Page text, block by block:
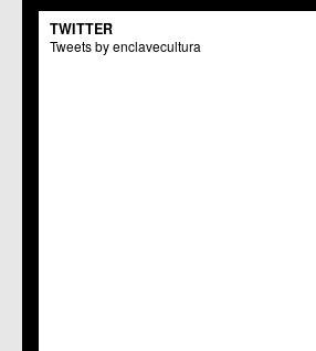
C.M. El Carmen
Centros Culturales
C.C. Puertas de Castilla
TWITTER
Tweets by enclavecultura